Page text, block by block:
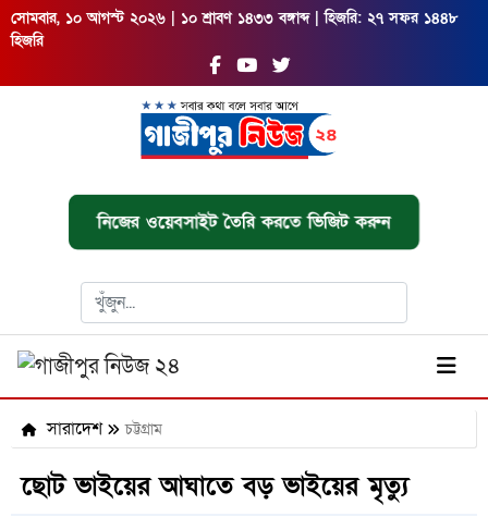
সোমবার, ১০ আগস্ট ২০২৬ | ১০ শ্রাবণ ১৪৩৩ বঙ্গাব্দ | হিজরি: ২৭ সফর ১৪৪৮
হিজরি
নিজের ওয়েবসাইট তৈরি করতে ভিজিট করুন
সারাদেশ চট্টগ্রাম
ছোট ভাইয়ের আঘাতে বড় ভাইয়ের মৃত্যু